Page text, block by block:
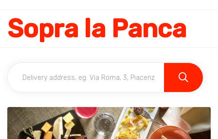
Sopra la Panca